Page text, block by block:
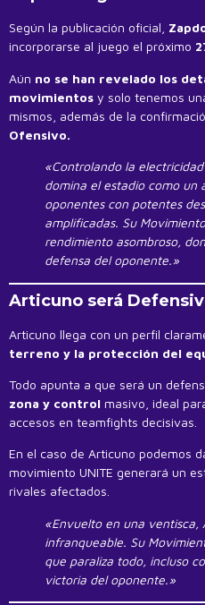
Según la publicación oficial,
incorporarse al juego el próximo
Aún no se han revelado los
movimientos y solo tenemos
mismos, además de la
Ofensivo.
«Controlando la
domina el estadio como un
oponentes con potentes
amplificadas. Su
rendimiento asombroso,
defensa del oponente.»
Articuno será
Articuno llega con un perfil
terreno y la protección del
Todo apunta a que será un
zona y control masivo, ideal
accesos en teamfights decisivas.
En el caso de Articuno podemos
movimiento UNITE generará un
rivales afectados.
«Envuelto en una ventisca,
infranqueable. Su
que paraliza todo, incluso
victoria del oponente.»